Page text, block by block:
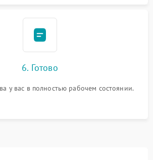
6. Готово
у вас в полностью рабочем состоянии.